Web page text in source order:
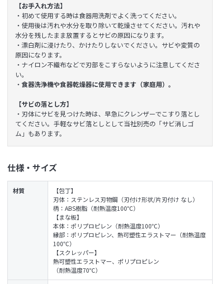
【お手入れ方法】
・初めて使用する時は食器用洗剤でよく洗ってください。
・使用後は汚れや水分を取り除いて乾燥させてください。汚れや
水分を残したまま放置するとサビの原因になります。
・漂白剤に浸けたり、かけたりしないでください。サビや変質の
原因になります。
・ナイロン不織布などで刃部をこすらないように注意してくださ
い。
・ 食器洗浄機や食器乾燥器に使用できます（家庭用）。
【サビの落とし方】
・刃体にサビを見つけた時は、早急にクレンザーでこすり落とし
てください。手軽なサビ落としとして当社別売の「サビ消しゴ
ム」もあります。
仕様・サイズ
材質
【包丁】
刃体：ステンレス刃物鋼（刃付け形状/片刃付け なし）
柄：ABS樹脂（耐熱温度100℃）
【まな板】
本体：ポリプロピレン（耐熱温度100℃）
縁部：ポリプロピレン、熱可塑性エラストマー（耐熱温度
100℃）
【スクレッパー】
熱可塑性エラストマー、ポリプロピレン
（耐熱温度70℃）